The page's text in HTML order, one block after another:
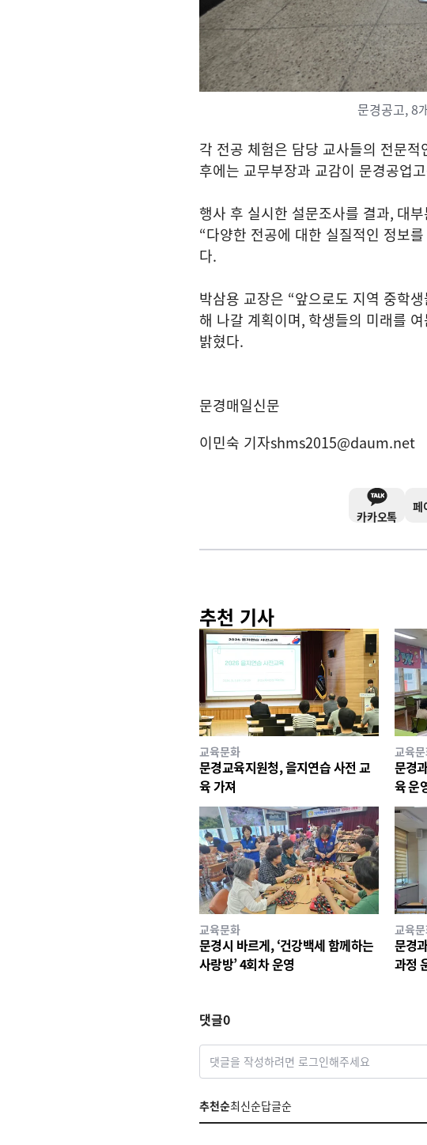
문경공고, 8
각 전공 체험은 담당 교사들의 전문
후에는 교무부장과 교감이 문경공업
행사 후 실시한 설문조사를 결과, 대
“다양한 전공에 대한 실질적인 정보
다.
박삼용 교장은 “앞으로도 지역 중학
해 나갈 계획이며, 학생들의 미래를
밝혔다.
문경매일신문
이민숙 기자shms2015@daum.net
카카오톡
페
추천 기사
교육문화
문경교육지원청, 을지연습 사전 교
육 가져
교육
문경
육 운
교육문화
문경시 바르게, ‘건강백세 함께하는
사랑방’ 4회차 운영
교육
문경
과정
댓글0
댓글을 작성하려면 로그인해주세요
추천순최신순답글순